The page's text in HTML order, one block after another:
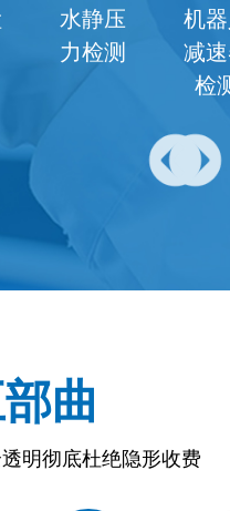
水静压
力检测
机器人
减速器
曲
明彻底杜绝隐形收费